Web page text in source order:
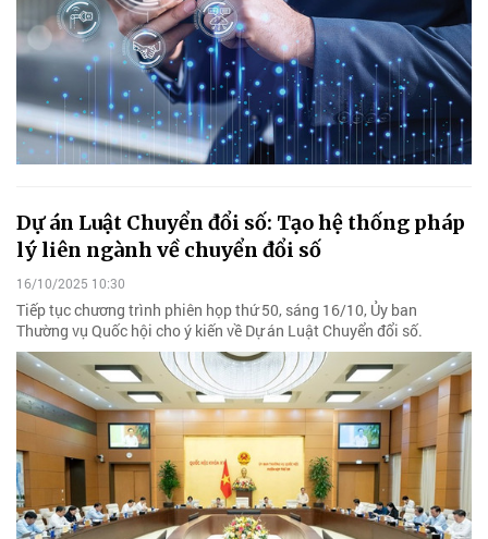
Dự án Luật Chuyển đổi số: Tạo hệ thống pháp
lý liên ngành về chuyển đổi số
16/10/2025 10:30
Tiếp tục chương trình phiên họp thứ 50, sáng 16/10, Ủy ban
Thường vụ Quốc hội cho ý kiến về Dự án Luật Chuyển đổi số.